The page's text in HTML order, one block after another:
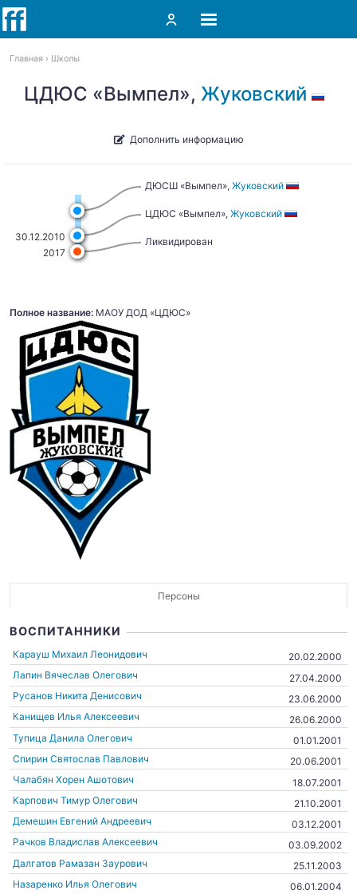
Главная Школы
ЦДЮС «Вымпел», Жуковский
Дополнить информацию
30.12.2010
2017
ДЮСШ «Вымпел», Жуковский
ЦДЮС «Вымпел», Жуковский
Ликвидирован
Полное название: МАОУ ДОД «ЦДЮС»
Персоны
ВОСПИТАННИКИ
Карауш Михаил Леонидович
20.02.2000
Лапин Вячеслав Олегович
27.04.2000
Русанов Никита Денисович
23.06.2000
Канищев Илья Алексеевич
26.06.2000
Тупица Данила Олегович
01.01.2001
Спирин Святослав Павлович
20.06.2001
Чалабян Хорен Ашотович
18.07.2001
Карпович Тимур Олегович
21.10.2001
Демешин Евгений Андреевич
03.12.2001
Рачков Владислав Алексеевич
03.09.2002
Далгатов Рамазан Заурович
25.11.2003
Назаренко Илья Олегович
06.01.2004